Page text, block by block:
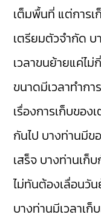
เต็มพื้นที่ แต่การเ
เตรียมตัวจำกัด บ
เวลาขนย้ายแค่ไ
ขนาดมีเวลาทำก
เรื่องการเก็บขอ
กันไป บางท่านมีข
เสร็จ บางท่านเก็
ไม่ทันต้องเลื่อนวัน
บางท่านมีเวลาเ